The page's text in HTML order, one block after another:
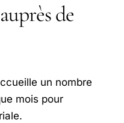
de
un nombre
mois pour